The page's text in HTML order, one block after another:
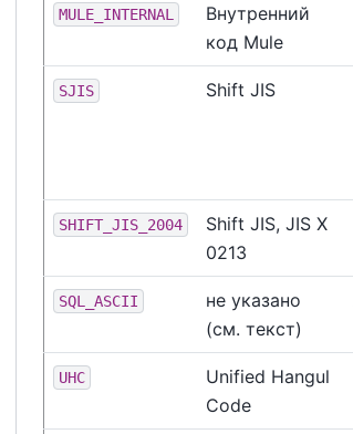
MULE_INTERNAL
Внутренний
код Mule
SJIS Shift JIS
SHIFT_JIS_2004
Shift JIS, JIS X
0213
SQL_ASCII
не указано
(см. текст)
UHC
Unified Hangul
Code